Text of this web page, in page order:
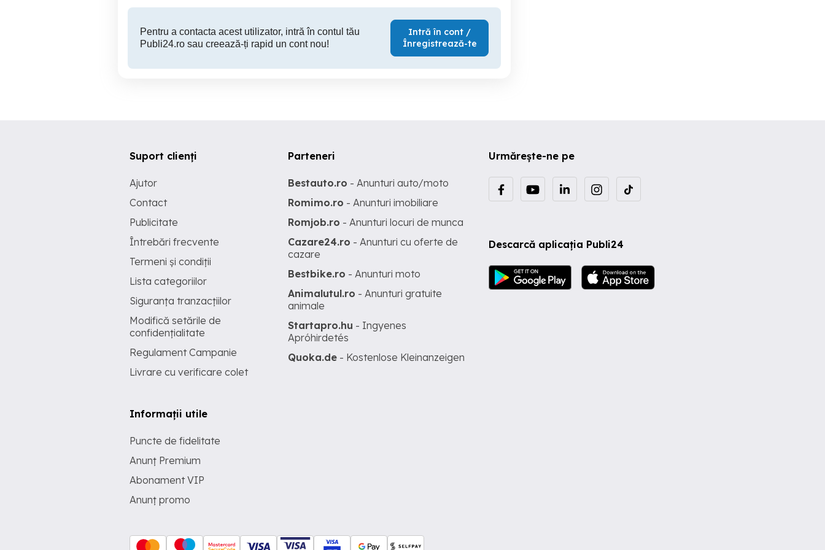
Pentru a contacta acest utilizator, intră în contul tău
Publi24.ro sau creează-ți rapid un cont nou!
Intră în cont /
Înregistrează-te
Urmărește-ne pe
Descarcă aplicația Publi24
Suport clienți
Ajutor
Contact
Publicitate
Întrebări frecvente
Termeni și condiții
Lista categoriilor
Siguranța tranzacțiilor
Modifică setările de
confidențialitate
Regulament Campanie
Livrare cu verificare colet
Informații utile
Puncte de fidelitate
Anunț Premium
Abonament VIP
Anunț promo
Parteneri
Bestauto.ro - Anunturi auto/moto
Romimo.ro - Anunturi imobiliare
Romjob.ro - Anunturi locuri de munca
Cazare24.ro - Anunturi cu oferte de
cazare
Bestbike.ro - Anunturi moto
Animalutul.ro - Anunturi gratuite
animale
Startapro.hu - Ingyenes
Apróhirdetés
Quoka.de - Kostenlose Kleinanzeigen